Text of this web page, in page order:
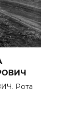
Рота